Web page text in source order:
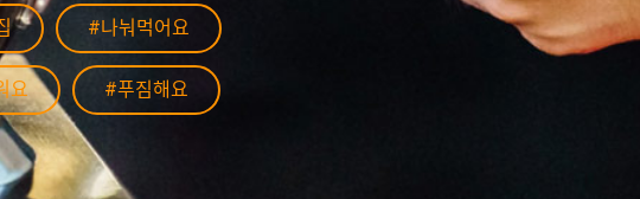
#나눠먹어요
요 #푸짐해요